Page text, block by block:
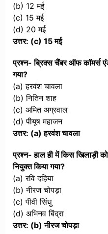
(b) 12 मई
(c) 15 मई
(d) 20 मई
उत्तर: (c) 15 मई
प्रश्न- ब्रिक्स चैंबर ऑफ कॉमर्स
गया?
(a) हरवंश चावला
(b) नितिन शाह
(c) अमित अग्रवाल
(d) पीयूष महाजन
उत्तर: (a) हरवंश चावला
प्रश्न- हाल ही में किस खिलाड़ी
नियुक्त किया गया?
(a) रवि दहिया
(b) नीरज चोपड़ा
(c) पीवी सिंधु
(d) अभिनव बिंद्रा
उत्तर: (b) नीरज चोपड़ा